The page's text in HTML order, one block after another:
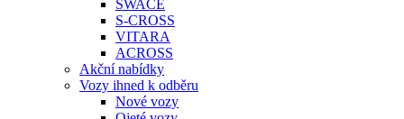
SWACE
S-CROSS
VITARA
ACROSS
Akční nabídky
Vozy ihned k odběru
Nové vozy